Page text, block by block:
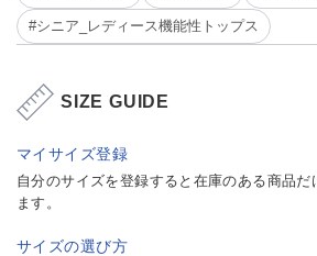
#シニア_レディース機能性トップス
SIZE GUIDE
マイサイズ登録
自分のサイズを登録すると在庫のある商品だ
ます。
サイズの選び方